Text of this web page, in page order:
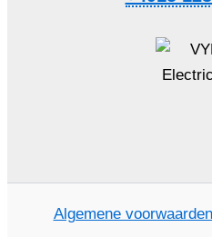
Algemene voorwaarden